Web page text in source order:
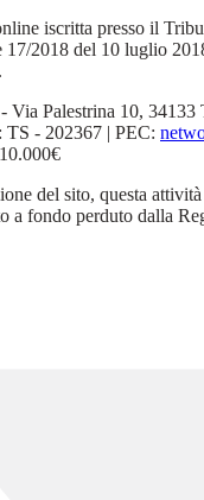
iscritta presso il
17/2018 del 10 luglio
Palestrina 10, 34133
- 202367 | PEC:
del sito, questa
a fondo perduto dalla